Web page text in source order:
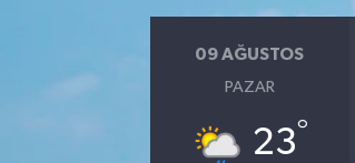
09 AĞUSTOS
PAZAR
23°
Bilim, Teknoloji